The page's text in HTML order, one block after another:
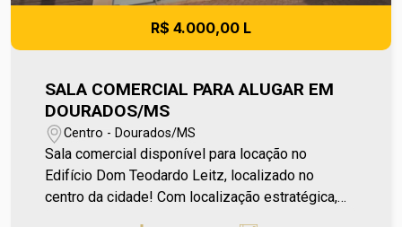
R$ 4.000,00 L
SALA COMERCIAL PARA ALUGAR EM
DOURADOS/MS
Centro - Dourados/MS
Sala comercial disponível para locação no
Edifício Dom Teodardo Leitz, localizado no
centro da cidade! Com localização estratégica,